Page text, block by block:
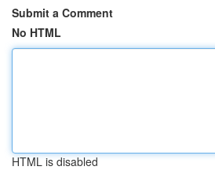
Submit a Comment
No HTML
HTML is disabled